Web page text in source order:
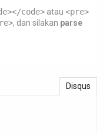
code> atau <pre>
, dan silakan parse
Disqus